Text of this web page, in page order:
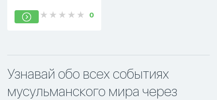
0
Узнавай обо всех событиях
мусульманского мира через